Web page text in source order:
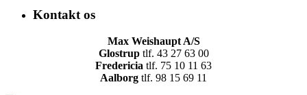
Kontakt os
Max Weishaupt A/S
Glostruptlf. 43 27 63 00
Fredericia tlf. 75 10 11 63
Aalborg tlf. 98 15 69 11